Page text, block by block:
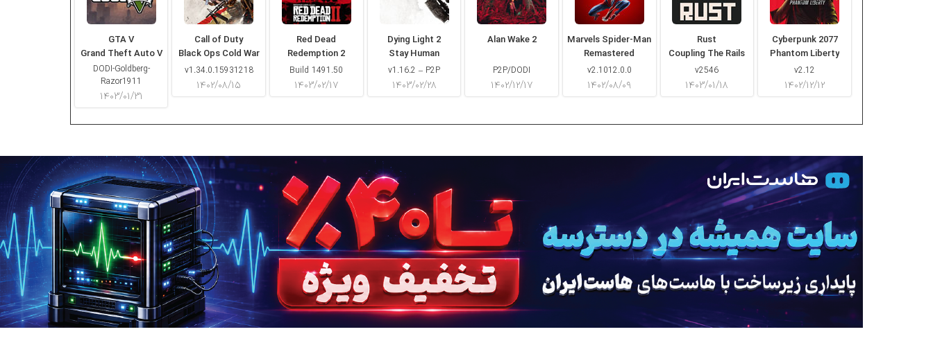
GTA V
Grand Theft Auto V
DODI-Goldberg-
Razor1911
۱۴۰۳/۰۱/۳۱
Call of Duty
Black Ops Cold War
v1.34.0.15931218
۱۴۰۲/۰۸/۱۵
Red Dead
Redemption 2
Build 1491.50
۱۴۰۳/۰۲/۱۷
Dying Light 2
Stay Human
v1.16.2 – P2P
۱۴۰۳/۰۲/۲۸
Alan Wake 2
P2P/DODI
۱۴۰۲/۱۲/۱۷
Marvels Spider-Man
Remastered
v2.1012.0.0
۱۴۰۲/۰۸/۰۹
Rust
Coupling The Rails
v2546
۱۴۰۳/۰۱/۱۸
Cyberpunk 2077
Phantom Liberty
v2.12
۱۴۰۲/۱۲/۱۲